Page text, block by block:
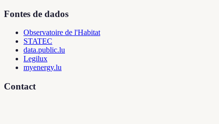
Fontes de dados
Observatoire de l'Habitat
STATEC
data.public.lu
Legilux
myenergy.lu
Contact